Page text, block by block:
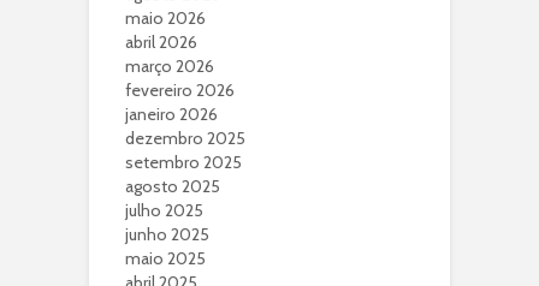
maio 2026
abril 2026
março 2026
fevereiro 2026
janeiro 2026
dezembro 2025
setembro 2025
agosto 2025
julho 2025
junho 2025
maio 2025